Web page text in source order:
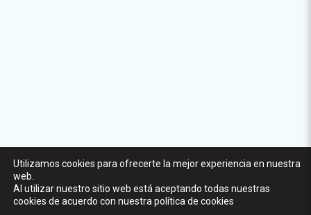
Utilizamos cookies para ofrecerte la mejor experiencia en nuestra
web.
Al utilizar nuestro sitio web está aceptando todas nuestras
cookies de acuerdo con nuestra política de cookies